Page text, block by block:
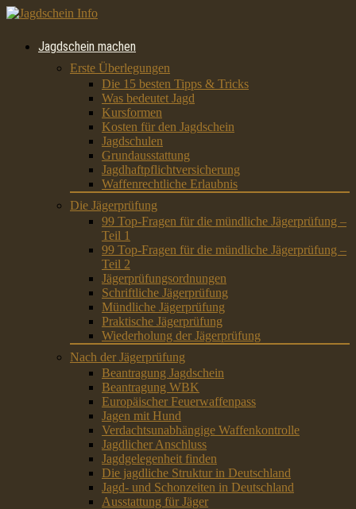
Jagdschein machen
Erste Überlegungen
Die 15 besten Tipps & Tricks
Was bedeutet Jagd
Kursformen
Kosten für den Jagdschein
Jagdschulen
Grundausstattung
Jagdhaftpflichtversicherung
Waffenrechtliche Erlaubnis
Die Jägerprüfung
99 Top-Fragen für die mündliche Jägerprüfung –
Teil 1
99 Top-Fragen für die mündliche Jägerprüfung –
Teil 2
Jägerprüfungsordnungen
Schriftliche Jägerprüfung
Mündliche Jägerprüfung
Praktische Jägerprüfung
Wiederholung der Jägerprüfung
Nach der Jägerprüfung
Beantragung Jagdschein
Beantragung WBK
Europäischer Feuerwaffenpass
Jagen mit Hund
Verdachtsunabhängige Waffenkontrolle
Jagdlicher Anschluss
Jagdgelegenheit finden
Die jagdliche Struktur in Deutschland
Jagd- und Schonzeiten in Deutschland
Ausstattung für Jäger